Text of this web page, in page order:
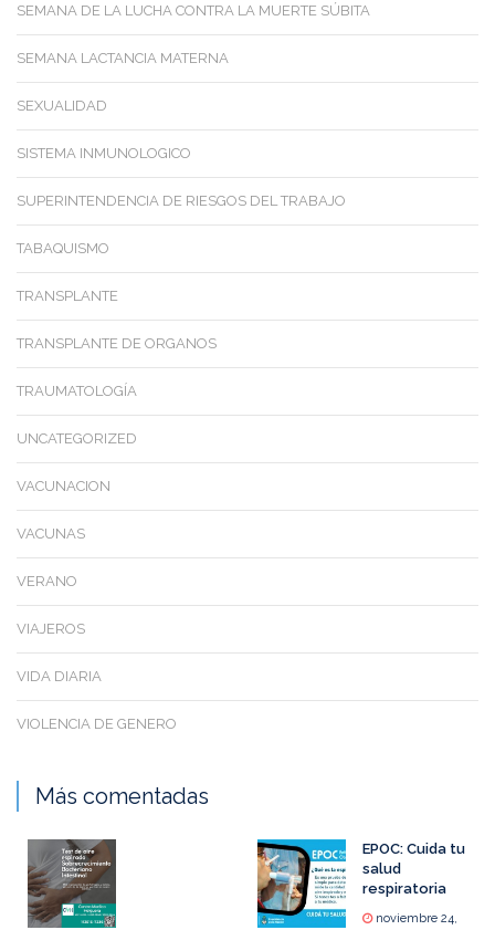
SEMANA DE LA LUCHA CONTRA LA MUERTE SÚBITA
SEMANA LACTANCIA MATERNA
SEXUALIDAD
SISTEMA INMUNOLOGICO
SUPERINTENDENCIA DE RIESGOS DEL TRABAJO
TABAQUISMO
TRANSPLANTE
TRANSPLANTE DE ORGANOS
TRAUMATOLOGÍA
UNCATEGORIZED
VACUNACION
VACUNAS
VERANO
VIAJEROS
VIDA DIARIA
VIOLENCIA DE GENERO
Más comentadas
EPOC: Cuida tu
salud
respiratoria
noviembre 24,